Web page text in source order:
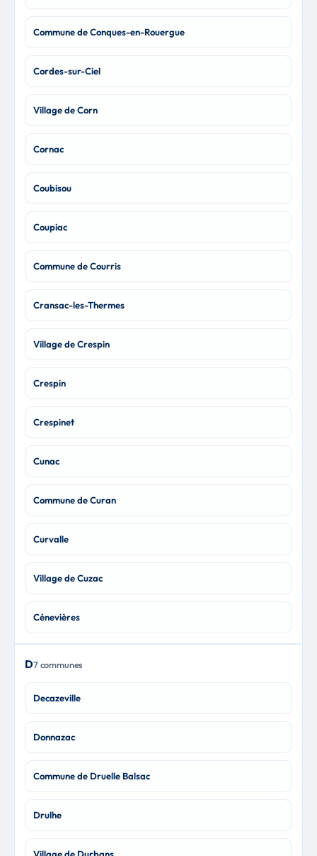
Commune de Conques-en-Rouergue
Cordes-sur-Ciel
Village de Corn
Cornac
Coubisou
Coupiac
Commune de Courris
Cransac-les-Thermes
Village de Crespin
Crespin
Crespinet
Cunac
Commune de Curan
Curvalle
Village de Cuzac
Cénevières
D7 communes
Decazeville
Donnazac
Commune de Druelle Balsac
Drulhe